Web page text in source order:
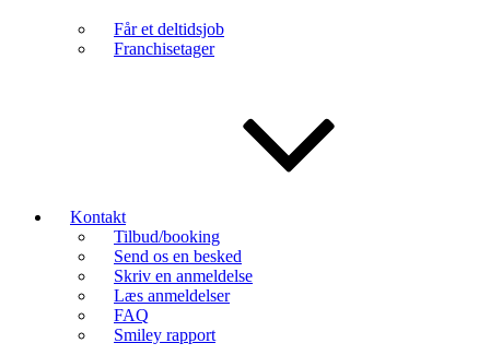
Får et deltidsjob
Franchisetager
Kontakt
Tilbud/booking
Send os en besked
Skriv en anmeldelse
Læs anmeldelser
FAQ
Smiley rapport